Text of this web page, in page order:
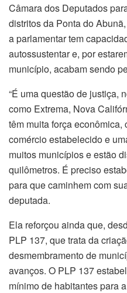
Câmara dos Deputados
distritos da Ponta do
a parlamentar tem
autossustentar e, por
município, acabam sendo
“É uma questão de justiça,
como Extrema, Nova
têm muita força
comércio estabelecido e
muitos municípios e estão
quilômetros. É preciso
para que caminhem com
deputada.
Ela reforçou ainda que,
PLP 137, que trata da
desmembramento de
avanços. O PLP 137
mínimo de habitantes para